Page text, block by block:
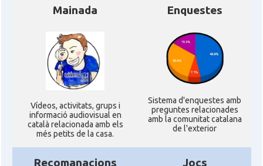
Mainada
Ví­deos, activitats, grups i
informació audiovisual en
català relacionada amb els
més petits de la casa.
Enquestes
Sistema d'enquestes amb
preguntes relacionades
amb la comunitat catalana
de l'exterior
Recomanacions Jocs